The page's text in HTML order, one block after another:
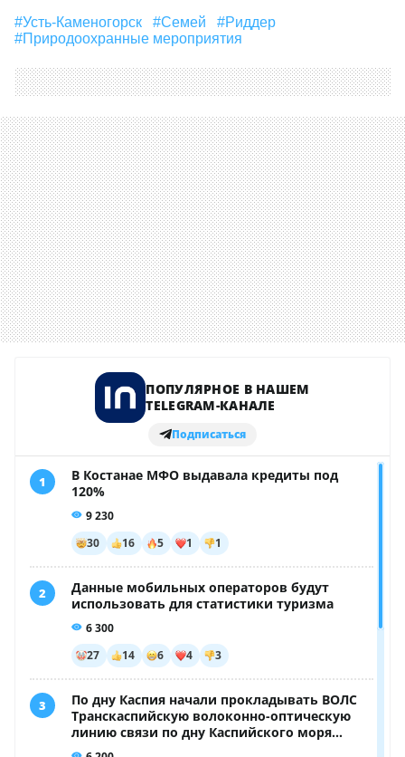
#Усть-Каменогорск #Семей
#Риддер
#природоохранные мероприятия